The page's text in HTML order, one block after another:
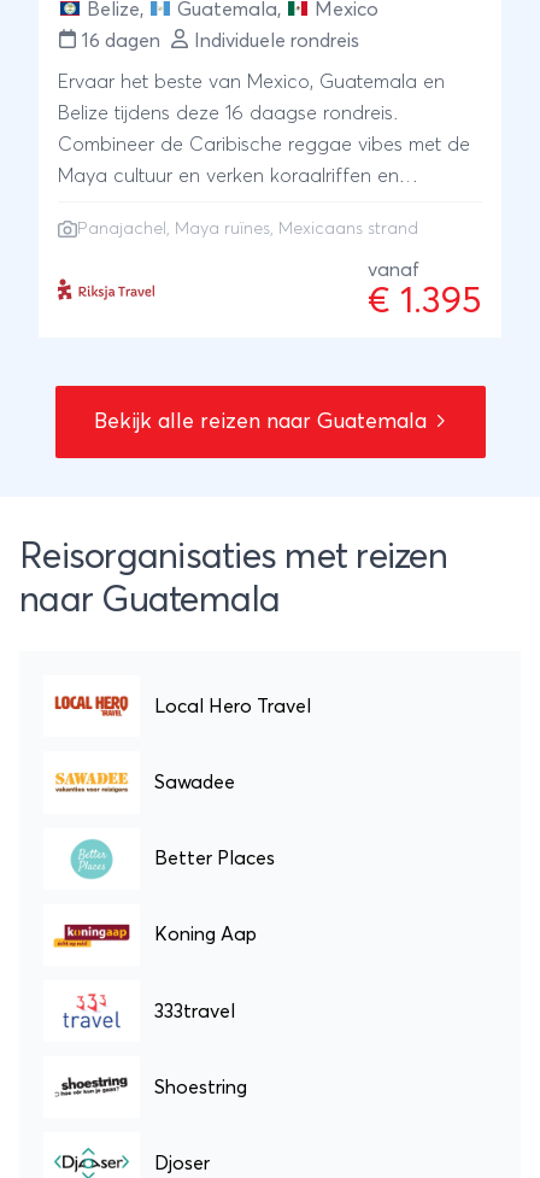
Belize, Guatemala,
Mexico
16 dagen
Individuele rondreis
Ervaar het beste van Mexico, Guatemala en
Belize tijdens deze 16 daagse rondreis.
Combineer de Caribische reggae vibes met de
Maya cultuur en verken koraalriffen en
shuttlebus maak je kennis met het lokale leven.
We hebben verschillende excursies voor je
ingepland. Ontdek bijvoorbeeld eeuwenoude
Panajachel, Maya ruïnes, Mexicaans strand
vanaf
€ 1.395
Bekijk alle reizen naar Guatemala
Reisorganisaties met reizen
naar Guatemala
Local Hero Travel
Sawadee
Better Places
Koning Aap
333travel
Shoestring
Djoser